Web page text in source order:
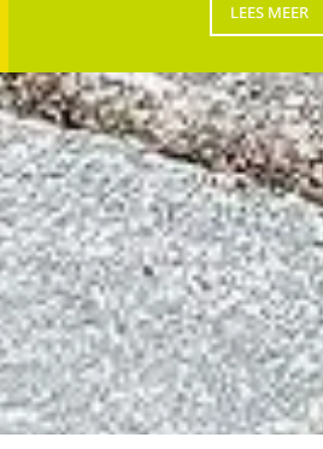
LEES MEER